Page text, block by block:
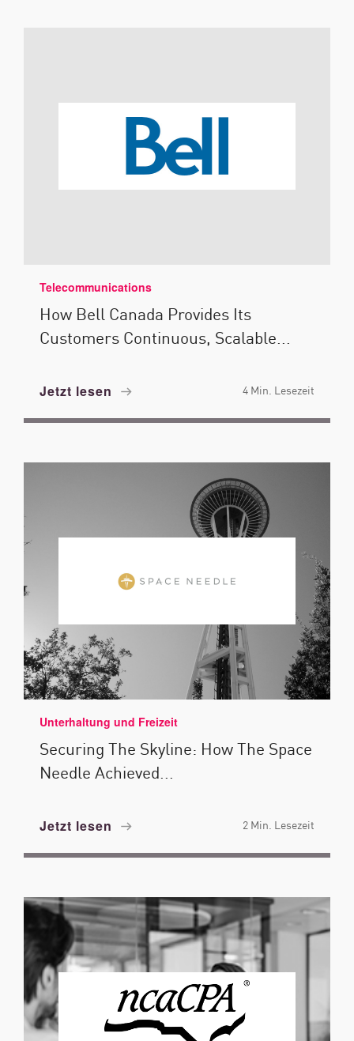
Telecommunications
How Bell Canada Provides Its
Customers Continuous, Scalable...
Jetzt lesen 4 Min. Lesezeit
Unterhaltung und Freizeit
Securing The Skyline: How The Space
Needle Achieved...
Jetzt lesen 2 Min. Lesezeit